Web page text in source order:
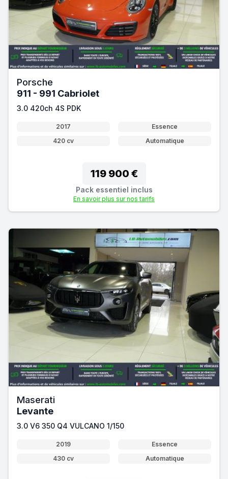
Porsche
911 - 991 Cabriolet
3.0 420ch 4S PDK
2017
Essence
420 cv
Automatique
119 900 €
Pack essentiel inclus
En savoir plus sur nos tarifs
Maserati
Levante
3.0 V6 350 Q4 VULCANO 1/150
2019
Essence
430 cv
Automatique